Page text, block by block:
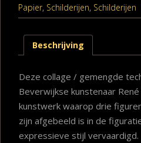
Papier, Schilderijen, Schilderijen
Beschrijving
Deze collage / gemengde
Beverwijkse kunstenaar
kunstwerk waarop drie
zijn afgebeeld is in de
expressieve stijl